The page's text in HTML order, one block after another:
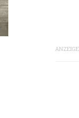
ANZEIGE